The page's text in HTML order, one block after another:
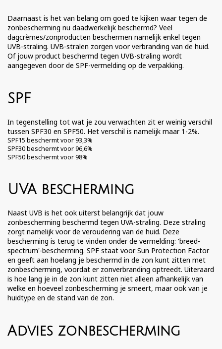
Daarnaast is het van belang om goed te kijken waar tegen de
zonbescherming nu daadwerkelijk beschermd? Veel
dagcrèmes/zonproducten beschermen namelijk enkel tegen
UVB-straling. UVB-stralen zorgen voor verbranding van de huid.
Of jouw product beschermd tegen UVB-straling wordt
aangegeven door de SPF-vermelding op de verpakking.
SPF
In tegenstelling tot wat je zou verwachten zit er weinig verschil
tussen SPF30 en SPF50. Het verschil is namelijk maar 1-2%.
SPF15 beschermt voor 93,3%
SPF30 beschermt voor 96,6%
SPF50 beschermt voor 98%
UVA bescherming
Naast UVB is het ook uiterst belangrijk dat jouw
zonbescherming beschermd tegen UVA-straling. Deze straling
zorgt namelijk voor de veroudering van de huid. Deze
bescherming is terug te vinden onder de vermelding: 'breed-
spectrum'-bescherming. SPF staat voor Sun Protection Factor
en geeft aan hoelang je beschermd in de zon kunt zitten met
zonbescherming, voordat er zonverbranding optreedt. Uiteraard
is hoe lang je in de zon kunt zitten niet alleen afhankelijk van
welke en hoeveel zonbescherming je smeert, maar ook van je
huidtype en de stand van de zon.
Advies zonbescherming